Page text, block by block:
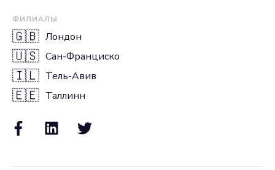
ФИЛИАЛЫ
🇬🇧 Лондон
🇺🇸 Сан-Франциско
🇮🇱 Тель-Авив
🇪🇪 Таллинн